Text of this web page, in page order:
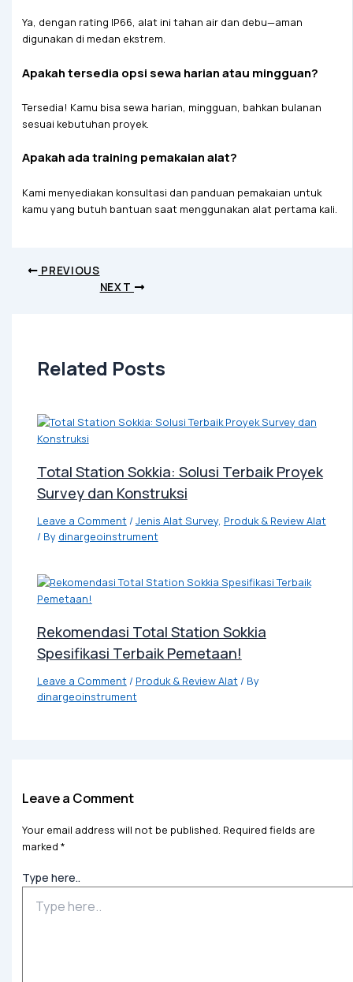
Ya, dengan rating IP66, alat ini tahan air dan debu—aman
digunakan di medan ekstrem.
Apakah tersedia opsi sewa harian atau mingguan?
Tersedia! Kamu bisa sewa harian, mingguan, bahkan bulanan
sesuai kebutuhan proyek.
Apakah ada training pemakaian alat?
Kami menyediakan konsultasi dan panduan pemakaian untuk
kamu yang butuh bantuan saat menggunakan alat pertama kali.
PREVIOUS
NEXT
Related Posts
Total Station Sokkia: Solusi Terbaik Proyek
Survey dan Konstruksi
Leave a Comment/ Jenis Alat Survey, Produk & Review Alat
/ By dinargeoinstrument
Rekomendasi Total Station Sokkia
Spesifikasi Terbaik Pemetaan!
Leave a Comment/ Produk & Review Alat/ By
dinargeoinstrument
Leave a Comment
Your email address will not be published. Required fields are
marked *
Type here..